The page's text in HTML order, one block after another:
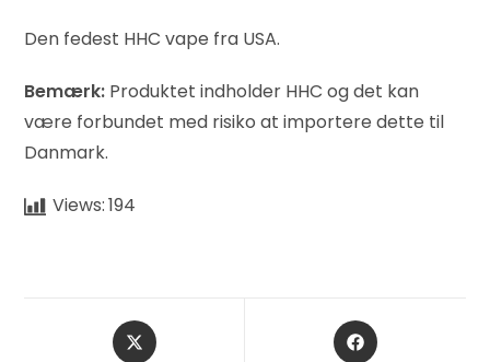
Den fedest HHC vape fra USA.
Bemærk: Produktet indholder HHC og det kan
være forbundet med risiko at importere dette til
Danmark.
Views:194